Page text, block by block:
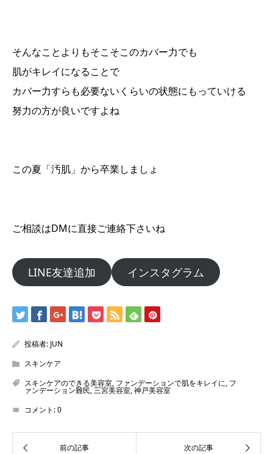
そんなことよりもそこそこのカバー力でも
肌がキレイになることで
カバー力すらも必要ないくらいの状態にもっていける
努力の方が良いですよね
この夏「汚肌」から卒業しましょ
ご相談はDMに直接ご連絡下さいね
LINE友達追加 インスタグラム
投稿者: JUN
スキンケア
スキンケアのできる美容室, ファンデーションで肌をキレイに, フ
ァンデーション難民,三宮美容室,神戸美容室
コメント:0